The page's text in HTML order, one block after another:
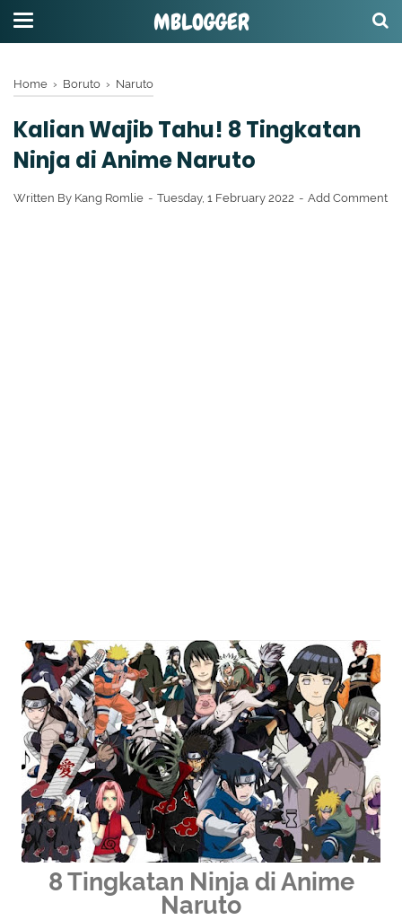
MBLOGGER
Home › Boruto › Naruto
Kalian Wajib Tahu! 8 Tingkatan
Ninja di Anime Naruto
Written By Kang Romlie Tuesday, 1 February 2022 Add Comment
8 Tingkatan Ninja di Anime
Naruto